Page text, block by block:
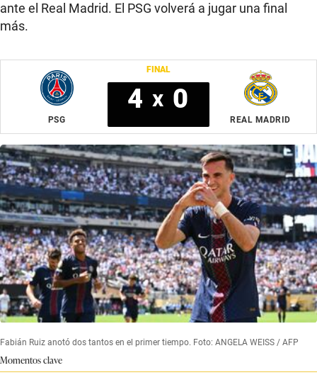
ante el Real Madrid. El PSG volverá a jugar una final
más.
FINAL
PSG
4 x 0
REAL MADRID
Fabián Ruiz anotó dos tantos en el primer tiempo. Foto: ANGELA WEISS / AFP
Momentos clave